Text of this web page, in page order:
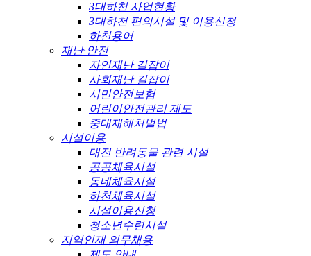
3대하천 사업현황
3대하천 편의시설 및 이용신청
하천용어
재난·안전
자연재난 길잡이
사회재난 길잡이
시민안전보험
어린이안전관리 제도
중대재해처벌법
시설이용
대전 반려동물 관련 시설
공공체육시설
동네체육시설
하천체육시설
시설이용신청
청소년수련시설
지역인재 의무채용